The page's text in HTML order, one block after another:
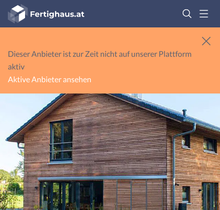
Fertighaus
Logo
Dieser Anbieter ist zur Zeit nicht auf unserer Plattform
aktiv
Aktive Anbieter ansehen